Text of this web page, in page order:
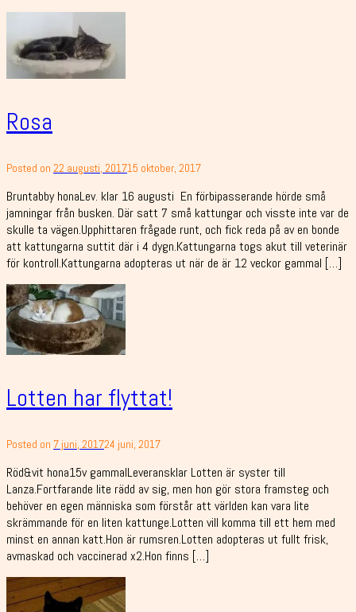
Rosa
Posted on 22 augusti, 201715 oktober, 2017
Bruntabby honaLev. klar 16 augusti En förbipasserande hörde små
jamningar från busken. Där satt 7 små kattungar och visste inte var de
skulle ta vägen.Upphittaren frågade runt, och fick reda på av en bonde
att kattungarna suttit där i 4 dygn.Kattungarna togs akut till veterinär
för kontroll.Kattungarna adopteras ut när de är 12 veckor gammal […]
Lotten har flyttat!
Posted on 7 juni, 201724 juni, 2017
Röd&vit hona15v gammalLeveransklar Lotten är syster till
Lanza.Fortfarande lite rädd av sig, men hon gör stora framsteg och
behöver en egen människa som förstår att världen kan vara lite
skrämmande för en liten kattunge.Lotten vill komma till ett hem med
minst en annan katt.Hon är rumsren.Lotten adopteras ut fullt frisk,
avmaskad och vaccinerad x2.Hon finns […]